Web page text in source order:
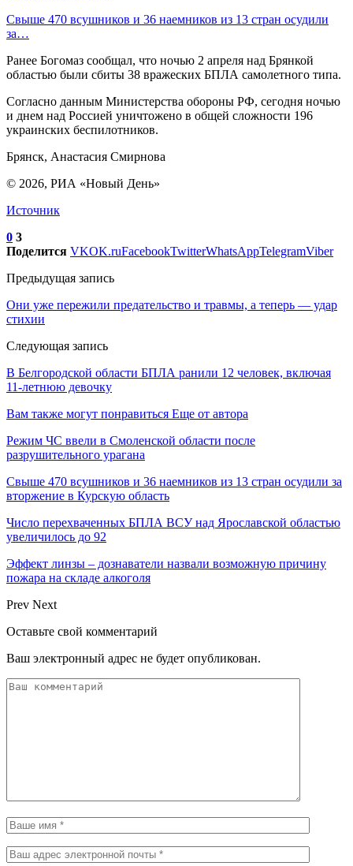
Свыше 470 всушников и 36 наемников из 13 стран осудили
за…
Ранее Богомаз сообщал, что ночью 2 апреля над Брянкой
областью были сбиты 38 вражеских БПЛА самолетного типа.
Согласно данным Министерства обороны РФ, сегодня ночью
и днем над Россией уничтожено в общей сложности 196
украинских беспилотников.
Брянск, Анастасия Смирнова
© 2026, РИА «Новый День»
Источник
0 3
Поделится VKOK.ruFacebookTwitterWhatsAppTelegramViber
Предыдущая запись
Они уже пережили предательство и травмы, а теперь — удар
стихии
Следующая запись
В Белгородской области БПЛА ранили 12 человек, включая
11-летнюю девочку
Вам также могут понравиться Еще от автора
Режим ЧС ввели в Смоленской области после
разрушительного урагана
Свыше 470 всушников и 36 наемников из 13 стран осудили за
вторжение в Курскую область
Число перехваченных БПЛА ВСУ над Ярославской областью
увеличилось до 92
Эффект линзы – дознаватели назвали возможную причину
пожара на складе алкоголя
Prev Next
Оставьте свой комментарий
Ваш электронный адрес не будет опубликован.